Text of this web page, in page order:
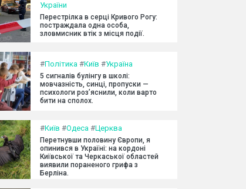
України
Перестрілка в серці Кривого Рогу:
постраждала одна особа,
зловмисник втік з місця події.
#Політика #Київ #Україна
5 сигналів булінгу в школі:
мовчазність, синці, пропуски —
психологи роз’яснили, коли варто
бити на сполох.
#Київ #Одеса #Церква
Перетнувши половину Європи, я
опинився в Україні: на кордоні
Київської та Черкаської областей
виявили пораненого грифа з
Берліна.